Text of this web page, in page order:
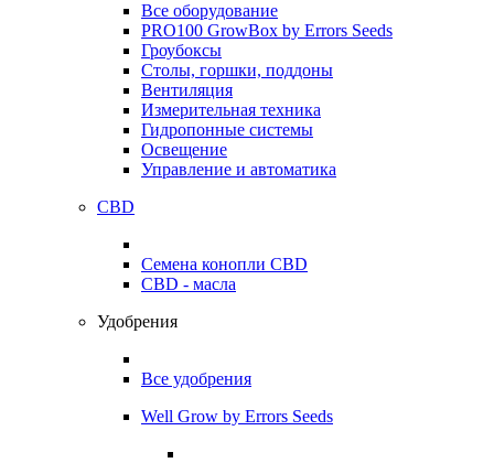
Все оборудование
PRO100 GrowBox by Errors Seeds
Гроубоксы
Столы, горшки, поддоны
Вентиляция
Измерительная техника
Гидропонные системы
Освещение
Управление и автоматика
CBD
Семена конопли CBD
CBD - масла
Удобрения
Все удобрения
Well Grow by Errors Seeds